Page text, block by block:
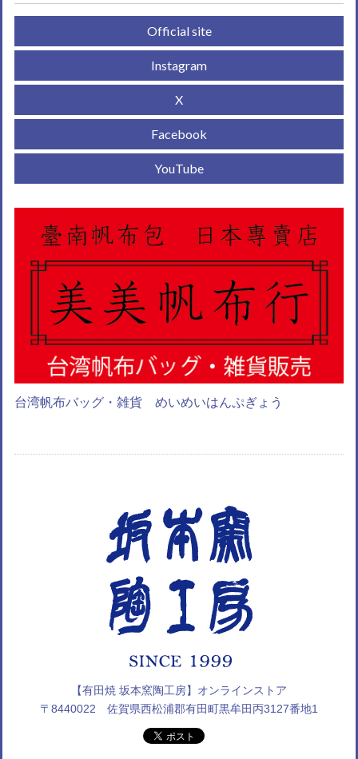
Official site
Instagram
X
Facebook
YouTube
台湾帆布バッグ・雑貨 めいめいはんぷぎょう
【有田焼 坂本窯陶工房】オンラインストア
〒8440022 佐賀県西松浦郡有田町黒牟田丙3127番地1